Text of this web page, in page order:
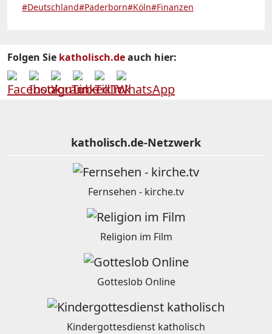
#Deutschland#Paderborn#Köln#Finanzen
Folgen Sie katholisch.deauch hier:
katholisch.de-Netzwerk
Fernsehen - kirche.tv
Religion im Film
Gotteslob Online
Kindergottesdienst katholisch